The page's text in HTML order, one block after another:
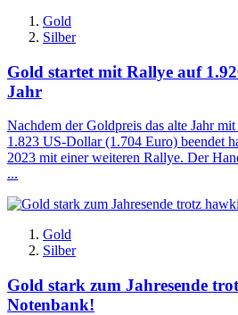
Gold
Silber
Gold startet mit Rallye auf
Jahr
Nachdem der Goldpreis das alte Jahr
1.823 US-Dollar (1.704 Euro) beendet
2023 mit einer weiteren Rallye. Der
...
Gold
Silber
Gold stark zum Jahresende
Notenbank!